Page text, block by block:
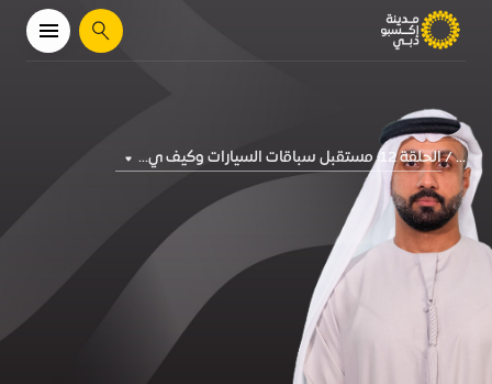
يبحث
... الحلقة 12: مستقبل سباقات السيارات وكيف ي...